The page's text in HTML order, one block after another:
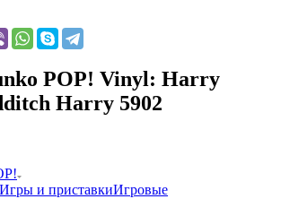
POP! Vinyl: Harry
Harry 5902
Игры и приставкиИгровые